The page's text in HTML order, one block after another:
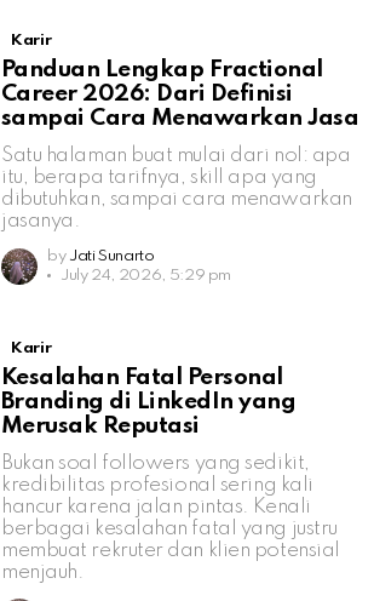
Karir
Panduan Lengkap Fractional
Career 2026: Dari Definisi
sampai Cara Menawarkan Jasa
Satu halaman buat mulai dari nol: apa
itu, berapa tarifnya, skill apa yang
dibutuhkan, sampai cara menawarkan
jasanya.
by Jati Sunarto
July 24, 2026, 5:29 pm
Karir
Kesalahan Fatal Personal
Branding di LinkedIn yang
Merusak Reputasi
Bukan soal followers yang sedikit,
kredibilitas profesional sering kali
hancur karena jalan pintas. Kenali
berbagai kesalahan fatal yang justru
membuat rekruter dan klien potensial
menjauh.